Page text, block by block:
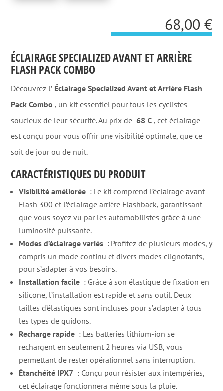
68,00 €
ÉCLAIRAGE SPECIALIZED AVANT ET ARRIÈRE
FLASH PACK COMBO
Découvrez l’ Éclairage Specialized Avant et Arrière Flash
Pack Combo , un kit essentiel pour tous les cyclistes
soucieux de leur sécurité. Au prix de 68 € , cet éclairage
est conçu pour vous offrir une visibilité optimale, que ce
soit de jour ou de nuit.
CARACTÉRISTIQUES DU PRODUIT
Visibilité améliorée : Le kit comprend l’éclairage avant
Flash 300 et l’éclairage arrière Flashback, garantissant
que vous soyez vu par les automobilistes grâce à une
luminosité puissante.
Modes d’éclairage variés : Profitez de plusieurs modes, y
compris un mode continu et divers modes clignotants,
pour s’adapter à vos besoins.
Installation facile : Grâce à son élastique de fixation en
silicone, l’installation est rapide et sans outil. Deux
tailles d’élastiques sont incluses pour s’adapter à tous
les types de guidons.
Recharge rapide : Les batteries lithium-ion se
rechargent en seulement 2 heures via USB, vous
permettant de rester opérationnel sans interruption.
Étanchéité IPX7 : Conçu pour résister aux intempéries,
cet éclairage fonctionnera même sous la pluie.